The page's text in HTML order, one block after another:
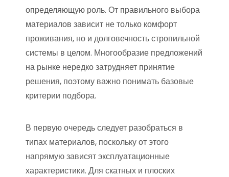
определяющую роль. От правильного выбора
материалов зависит не только комфорт
проживания, но и долговечность стропильной
системы в целом. Многообразие предложений
на рынке нередко затрудняет принятие
решения, поэтому важно понимать базовые
критерии подбора.
В первую очередь следует разобраться в
типах материалов, поскольку от этого
напрямую зависят эксплуатационные
характеристики. Для скатных и плоских